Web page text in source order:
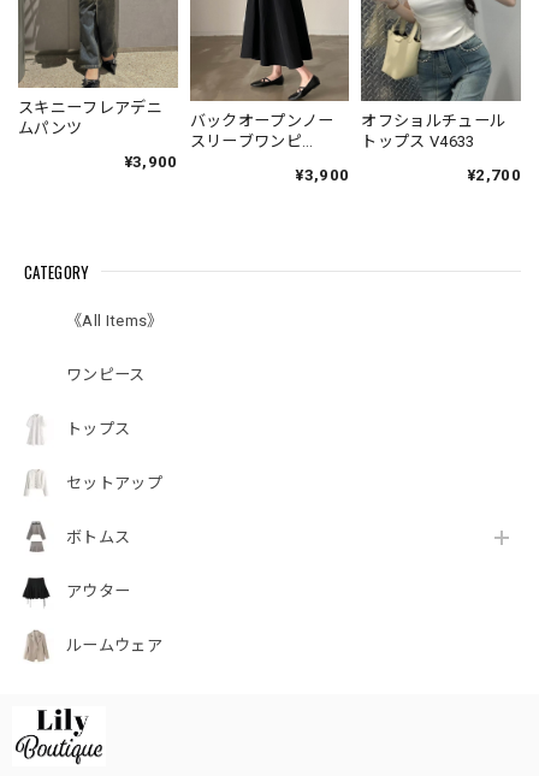
スキニーフレアデニ
ムパンツ
¥3,900
バックオープンノー
スリーブワンピ
¥3,900
オフショルチュール
トップス V4633
¥2,700
CATEGORY
《All Items》
ワンピース
トップス
セットアップ
ボトムス
アウター
ルームウェア